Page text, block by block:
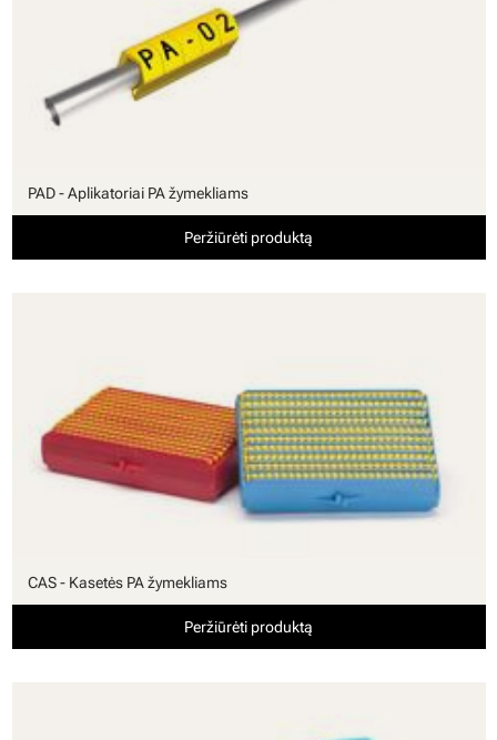
PAD - Aplikatoriai PA žymekliams
Peržiūrėti produktą
CAS - Kasetės PA žymekliams
Peržiūrėti produktą